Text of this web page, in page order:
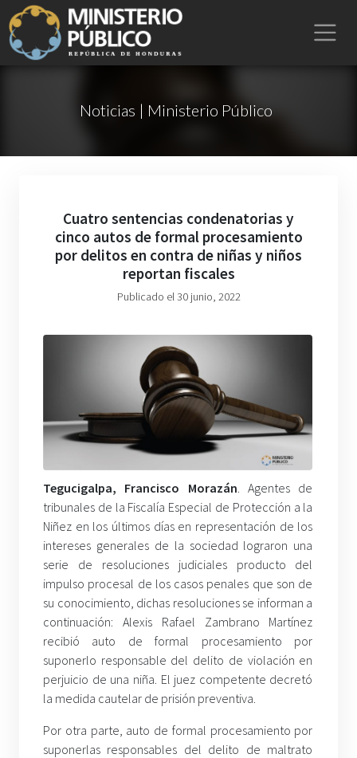
Noticias | Ministerio Público
Cuatro sentencias condenatorias y
cinco autos de formal procesamiento
por delitos en contra de niñas y niños
reportan fiscales
Publicado el 30 junio, 2022
Tegucigalpa, Francisco Morazán . Agentes de
tribunales de la Fiscalía Especial de Protección a la
Niñez en los últimos días en representación de los
intereses generales de la sociedad lograron una
serie de resoluciones judiciales producto del
impulso procesal de los casos penales que son de
su conocimiento, dichas resoluciones se informan a
continuación: Alexis Rafael Zambrano Martínez
recibió auto de formal procesamiento por
suponerlo responsable del delito de violación en
perjuicio de una niña. El juez competente decretó
la medida cautelar de prisión preventiva.
Por otra parte, auto de formal procesamiento por
suponerlas responsables del delito de maltrato